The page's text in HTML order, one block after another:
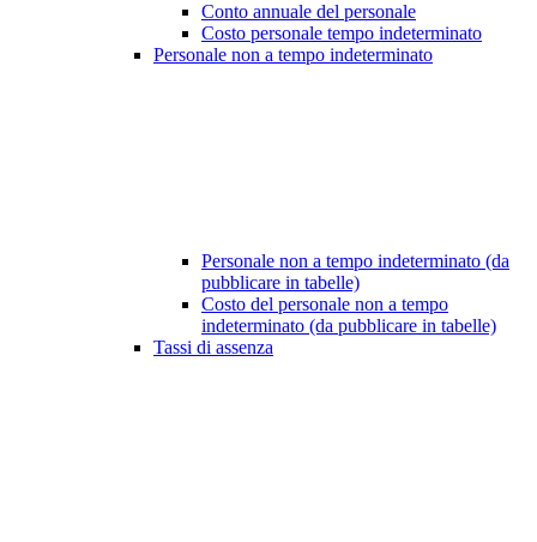
Conto annuale del personale
Costo personale tempo indeterminato
Personale non a tempo indeterminato
Personale non a tempo indeterminato (da
pubblicare in tabelle)
Costo del personale non a tempo
indeterminato (da pubblicare in tabelle)
Tassi di assenza